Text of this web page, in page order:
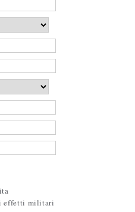
effetti militari